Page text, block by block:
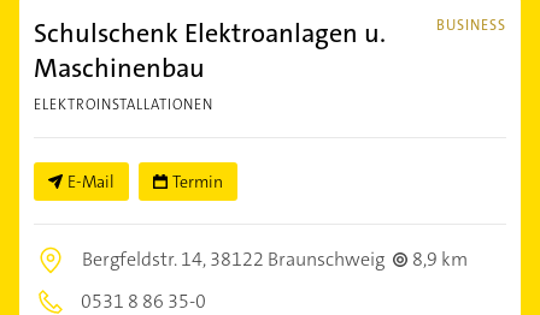
BUSINESS
Schulschenk Elektroanlagen u.
Maschinenbau
ELEKTROINSTALLATIONEN
E-Mail Termin
Bergfeldstr. 14,38122 Braunschweig
8,9 km
0531 8 86 35-0